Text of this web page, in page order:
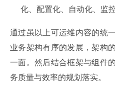
化、配置化、自动化、监
通过虽以上可运维内容的统
业务架构有序的发展，架构
一面。然后结合框架与组件
务质量与效率的规划落实。